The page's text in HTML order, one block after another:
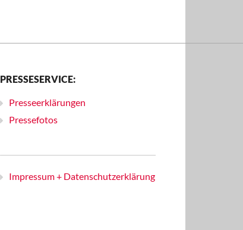
PRESSESERVICE:
Presseerklärungen
Pressefotos
Impressum + Datenschutzerklärung